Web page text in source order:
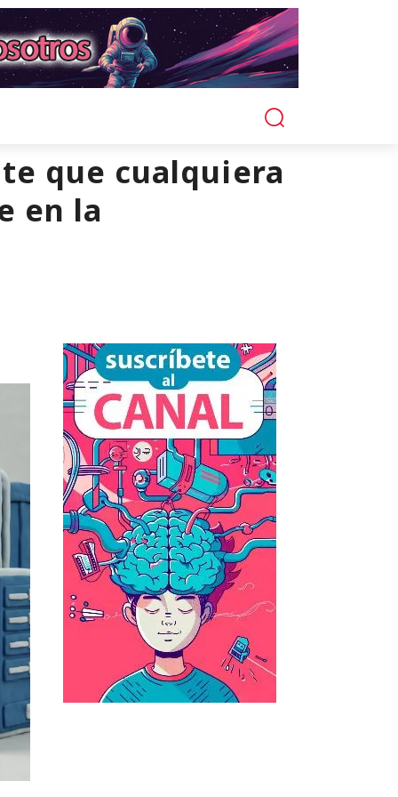
que cualquiera
en la